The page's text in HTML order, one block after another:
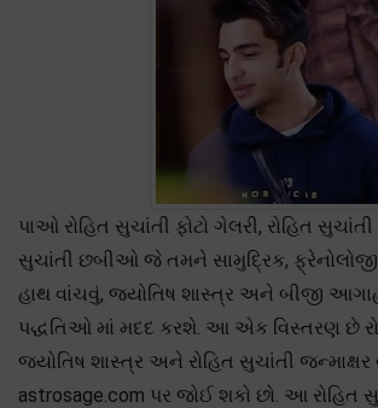
પાઓ રોહિત સુચાંતી ફોટો ગેલરી, રોહિત
સુચાંતી છબીઓ જે તમને સામુદ્રિક,
હાથ વાંચવું, જ્યોતિષ શાસ્ત્ર અને બીજી
પદ્ધતિઓ માં મદદ કરશે. આ એક વિસ્તરણ છે
જ્યોતિષ શાસ્ત્ર અને રોહિત સુચાંતી
astrosage.com પર જોઈ શકો છો. આ રોહિત